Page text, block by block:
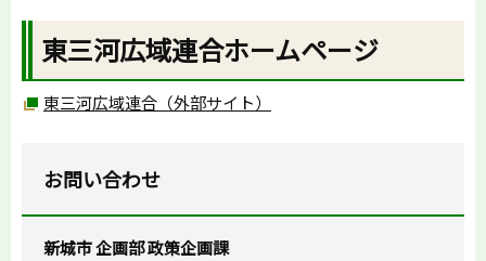
東三河広域連合ホームページ
東三河広域連合（外部サイト）
お問い合わせ
新城市 企画部 政策企画課